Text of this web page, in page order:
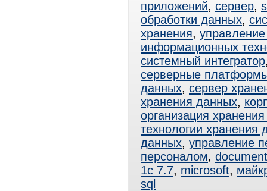
приложений, сервер,
обработки данных,
хранения,
информационных
системный интегратор
серверные
данных, сервер
хранения данных,
организация
технологии хранения
данных, управление
персоналом,
1с 7.7, microsoft,
sql